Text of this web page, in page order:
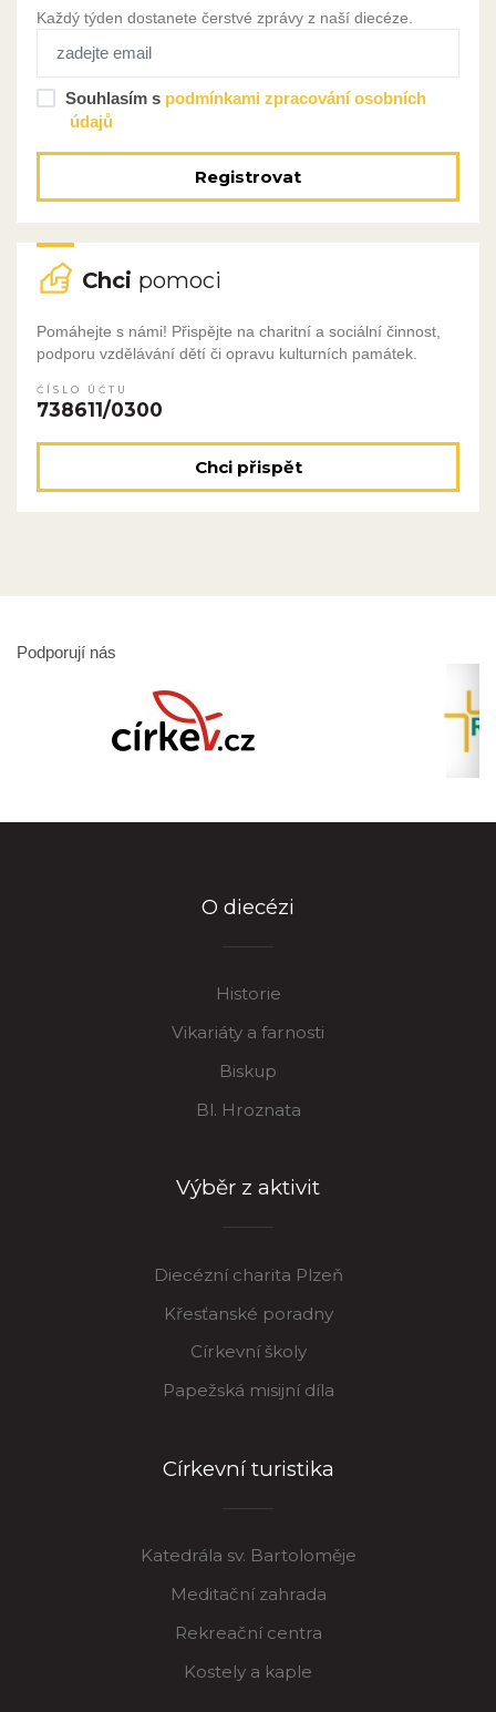
Každý týden dostanete čerstvé zprávy z naší diecéze.
Souhlasím s podmínkami zpracování osobních
údajů
Registrovat
Chci pomoci
Pomáhejte s námi! Přispějte na charitní a sociální činnost,
podporu vzdělávání dětí či opravu kulturních památek.
ČÍSLO ÚČTU
738611/0300
Chci přispět
Podporují nás
O diecézi
Historie
Vikariáty a farnosti
Biskup
Bl. Hroznata
Výběr z aktivit
Diecézní charita Plzeň
Křesťanské poradny
Církevní školy
Papežská misijní díla
Církevní turistika
Katedrála sv. Bartoloměje
Meditační zahrada
Rekreační centra
Kostely a kaple